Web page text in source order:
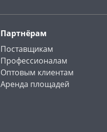
Партнёрам
Поставщикам
Профессионалам
Оптовым клиентам
Аренда площадей